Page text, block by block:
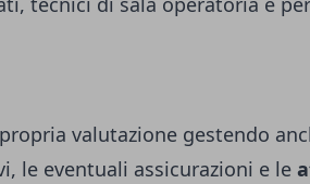
valutazione gestendo
le eventuali assicurazioni e le